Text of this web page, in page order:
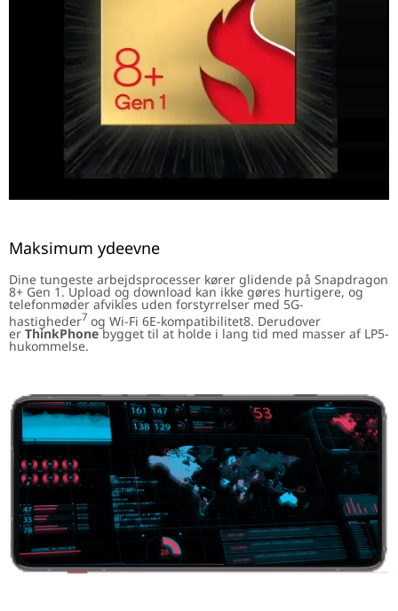
Maksimum ydeevne
Dine tungeste arbejdsprocesser kører glidende på Snapdragon
8+ Gen 1. Upload og download kan ikke gøres hurtigere, og
telefonmøder afvikles uden forstyrrelser med 5G-
hastigheder7 og Wi-Fi 6E-kompatibilitet8. Derudover
er ThinkPhonebygget til at holde i lang tid med masser af LP5-
hukommelse.